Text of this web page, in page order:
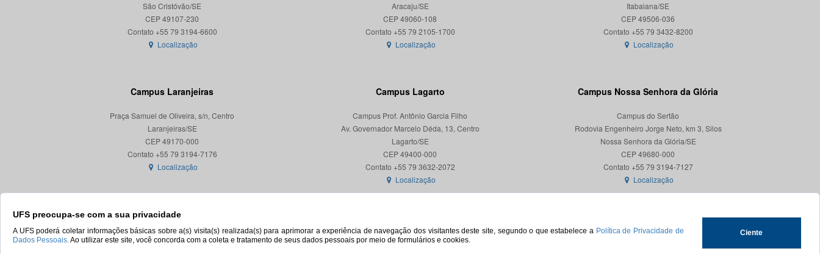
UFS preocupa-se com a sua privacidade
A UFS poderá coletar informações básicas sobre a(s) visita(s) realizada(s) para aprimorar a experiência de navegação dos visitantes deste site, segundo o que estabelece a Política de Privacidade de
Dados Pessoais.Ao utilizar este site, você concorda com a coleta e tratamento de seus dados pessoais por meio de formulários e cookies.
Ciente
São Cristóvão/SE
CEP 49107-230
Localização
Aracaju/SE
CEP 49060-108
Localização
Itabaiana/SE
CEP 49506-036
Localização
Campus Laranjeiras
Praça Samuel de Oliveira, s/n, Centro
Laranjeiras/SE
CEP 49170-000
Localização
Campus Lagarto
Campus Prof. Antônio Garcia Filho
Av. Governador Marcelo Déda, 13, Centro
Lagarto/SE
CEP 49400-000
Localização
Campus Nossa Senhora da Glória
Campus do Sertão
Rodovia Engenheiro Jorge Neto, km 3, Silos
Nossa Senhora da Glória/SE
CEP 49680-000
Contato +55 79 3194-7127
Localização
© 2026. Todos os direitos reservados. Universidade Federal de Sergipe.